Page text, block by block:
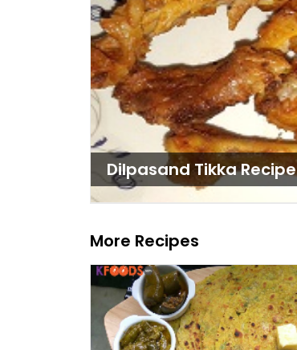
Dilpasand Tikka Recipe
More Recipes